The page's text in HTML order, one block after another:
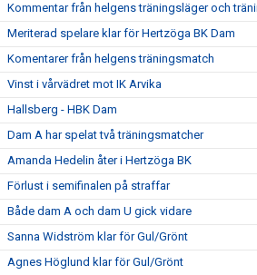
Kommentar från helgens träningsläger och
Meriterad spelare klar för Hertzöga BK Dam
Komentarer från helgens träningsmatch
Vinst i vårvädret mot IK Arvika
Hallsberg - HBK Dam
Dam A har spelat två träningsmatcher
Amanda Hedelin åter i Hertzöga BK
Förlust i semifinalen på straffar
Både dam A och dam U gick vidare
Sanna Widström klar för Gul/Grönt
Agnes Höglund klar för Gul/Grönt